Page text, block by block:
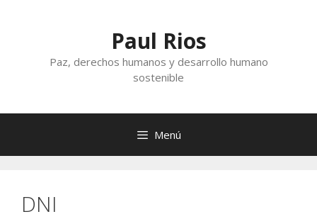
Paul Rios
Paz, derechos humanos y desarrollo humano
sostenible
Menú
DNI